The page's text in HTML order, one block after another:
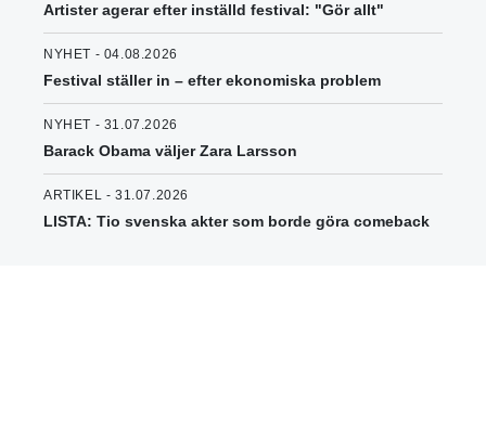
Artister agerar efter inställd festival: "Gör allt"
NYHET - 04.08.2026
Festival ställer in – efter ekonomiska problem
NYHET - 31.07.2026
Barack Obama väljer Zara Larsson
ARTIKEL - 31.07.2026
LISTA: Tio svenska akter som borde göra comeback